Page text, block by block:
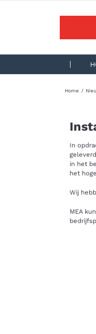
Home
In
in het
het
Wij
MEA